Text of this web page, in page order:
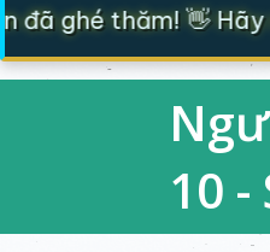
ghé thăm! 👋 Hãy rủ
10 -